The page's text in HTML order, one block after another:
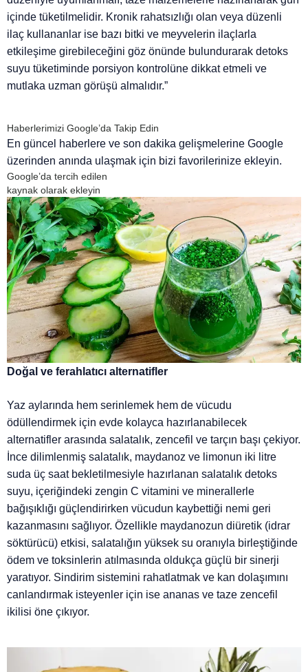
içinde tüketilmelidir. Kronik rahatsızlığı olan veya düzenli
ilaç kullananlar ise bazı bitki ve meyvelerin ilaçlarla
etkileşime girebileceğini göz önünde bulundurarak detoks
suyu tüketiminde porsiyon kontrolüne dikkat etmeli ve
mutlaka uzman görüşü almalıdır.”
Haberlerimizi Google’da Takip Edin
En güncel haberlere ve son dakika gelişmelerine Google
üzerinden anında ulaşmak için bizi favorilerinize ekleyin.
Google’da tercih edilen
kaynak olarak ekleyin
Doğal ve ferahlatıcı alternatifler
Yaz aylarında hem serinlemek hem de vücudu
ödüllendirmek için evde kolayca hazırlanabilecek
alternatifler arasında salatalık, zencefil ve tarçın başı çekiyor.
İnce dilimlenmiş salatalık, maydanoz ve limonun iki litre
suda üç saat bekletilmesiyle hazırlanan salatalık detoks
suyu, içeriğindeki zengin C vitamini ve minerallerle
bağışıklığı güçlendirirken vücudun kaybettiği nemi geri
kazanmasını sağlıyor. Özellikle maydanozun diüretik (idrar
söktürücü) etkisi, salatalığın yüksek su oranıyla birleştiğinde
ödem ve toksinlerin atılmasında oldukça güçlü bir sinerji
yaratıyor. Sindirim sistemini rahatlatmak ve kan dolaşımını
canlandırmak isteyenler için ise ananas ve taze zencefil
ikilisi öne çıkıyor.